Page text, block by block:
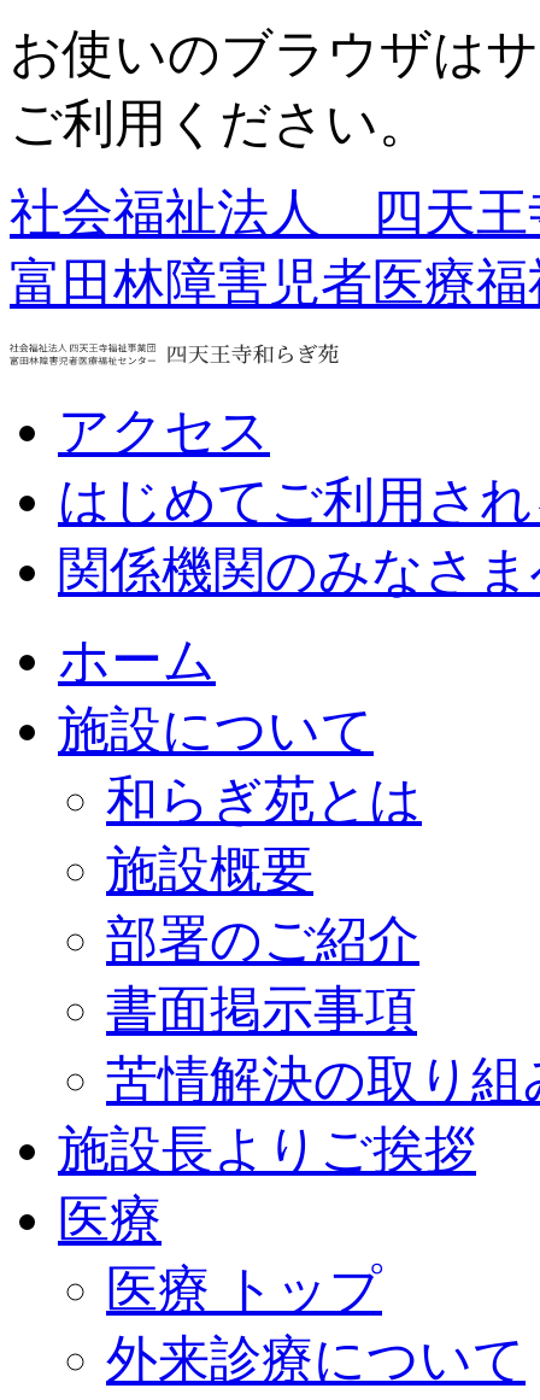
お使いのブラウザは
ご利用ください。
社会福祉法人 四天王
富田林障害児者医療
アクセス
はじめてご利用さ
関係機関のみなさ
ホーム
施設について
和らぎ苑とは
施設概要
部署のご紹介
書面掲示事項
苦情解決の取り組
施設長よりご挨拶
医療
医療 トップ
外来診療について